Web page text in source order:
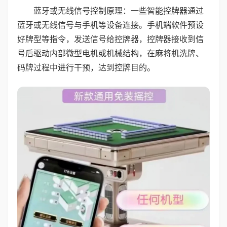
蓝牙或无线信号控制原理：一些智能控牌器通过
蓝牙或无线信号与手机等设备连接。手机端软件预设
好牌型等指令，发送信号给控牌器，控牌器接收到信
号后驱动内部微型电机或机械结构，在麻将机洗牌、
码牌过程中进行干预，达到控牌目的。